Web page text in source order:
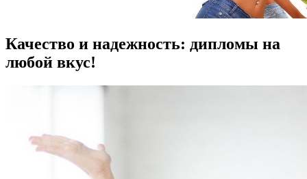
Качество и надежность: дипломы на
любой вкус!